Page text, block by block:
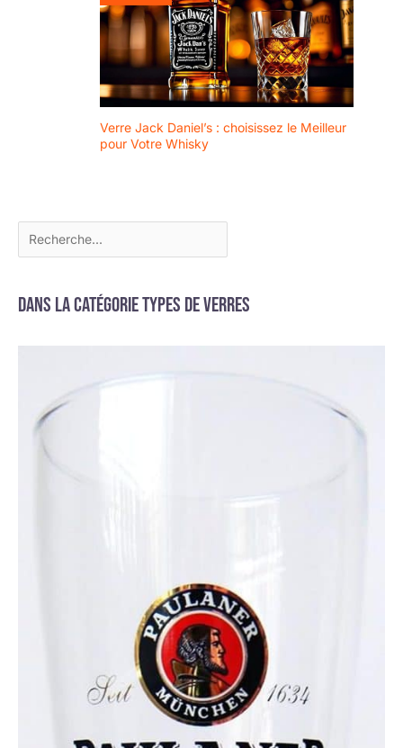
Verre Jack Daniel’s : choisissez le Meilleur
pour Votre Whisky
Dans la catégorie Types de verres